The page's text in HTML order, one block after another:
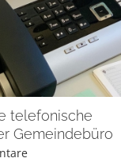
telefonische
Gemeindebüro